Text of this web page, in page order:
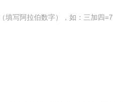
填写阿拉伯数字），如：三加四=7